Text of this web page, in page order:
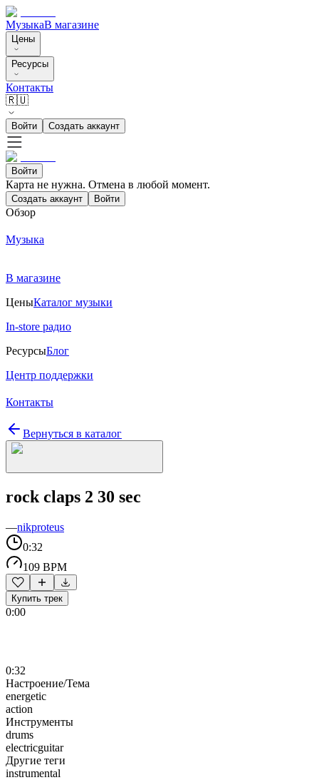
МузыкаВ магазине
Цены
Ресурсы
Контакты
🇷🇺
Войти Создать аккаунт
Войти
Карта не нужна. Отмена в любой момент.
Создать аккаунт Войти
Обзор
Музыка
В магазине
ЦеныКаталог музыки
In-store радио
РесурсыБлог
Центр поддержки
Контакты
Вернуться в каталог
rock claps 2 30 sec
—nikproteus
0:32
109 BPM
Купить трек
0:00
0:32
Настроение/Тема
energetic
action
Инструменты
drums
electricguitar
Другие теги
instrumental